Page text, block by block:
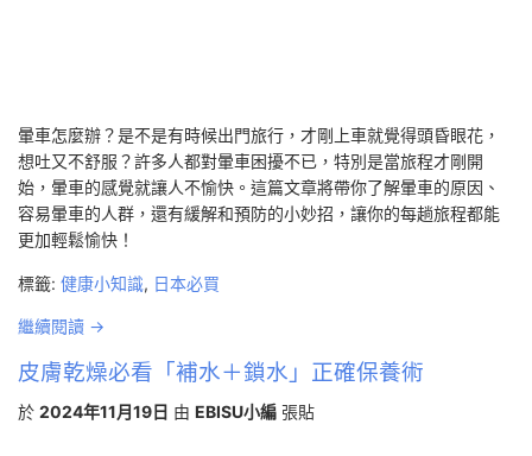
暈車怎麼辦？是不是有時候出門旅行，才剛上車就覺得頭昏眼花，
想吐又不舒服？許多人都對暈車困擾不已，特別是當旅程才剛開
始，暈車的感覺就讓人不愉快。這篇文章將帶你了解暈車的原因、
容易暈車的人群，還有緩解和預防的小妙招，讓你的每趟旅程都能
更加輕鬆愉快！
標籤: 健康小知識, 日本必買
繼續閱讀 →
皮膚乾燥必看「補水＋鎖水」正確保養術
於 2024年11月19日 由 EBISU小編 張貼